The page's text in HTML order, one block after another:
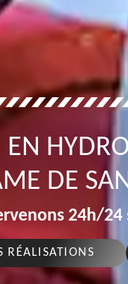
EN
DE
24h/
RÉALISATIONS